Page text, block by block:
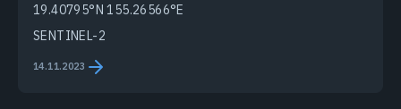
19.40795°N 155.26566°E
SENTINEL-2
14.11.2023